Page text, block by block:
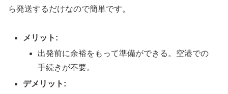
ら発送するだけなので簡単です。
メリット:
出発前に余裕をもって準備ができる。空港での
手続きが不要。
デメリット: